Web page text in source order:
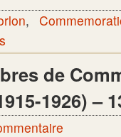
,
de
1926) –